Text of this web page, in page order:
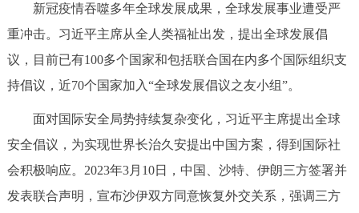
新冠疫情吞噬多年全球发展成果，全球发展事业遭受严
重冲击。习近平主席从全人类福祉出发，提出全球发展倡
议，目前已有100多个国家和包括联合国在内多个国际组织支
持倡议，近70个国家加入“全球发展倡议之友小组”。
面对国际安全局势持续复杂变化，习近平主席提出全球
安全倡议，为实现世界长治久安提出中国方案，得到国际社
会积极响应。2023年3月10日，中国、沙特、伊朗三方签署并
发表联合声明，宣布沙伊双方同意恢复外交关系，强调三方